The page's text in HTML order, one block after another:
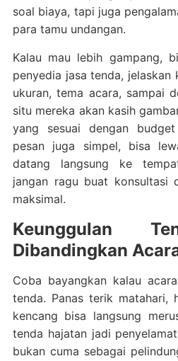
soal biaya, tapi juga
para tamu undangan.
Kalau mau lebih gampang,
penyedia jasa tenda, jelaskan
ukuran, tema acara, sampai
situ mereka akan kasih
yang sesuai dengan
pesan juga simpel, bisa
datang langsung ke
jangan ragu buat konsultasi
maksimal.
Keunggulan
Dibandingkan
Coba bayangkan kalau
tenda. Panas terik matahari,
kencang bisa langsung
tenda hajatan jadi
bukan cuma sebagai